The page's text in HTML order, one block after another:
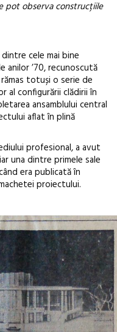
pot observa construcțiile
cele mai bine
anilor ’70, recunoscută
totuși o serie de
al configurării clădirii în
ansamblului central
aflat în plină
profesional, a avut
una dintre primele sale
era publicată în
proiectului.